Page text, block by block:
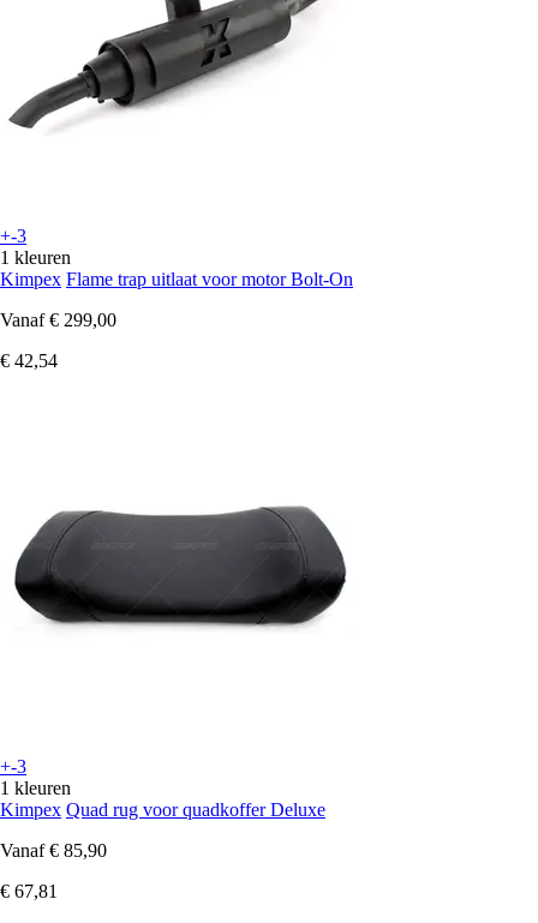
+-3
1 kleuren
Kimpex Flame trap uitlaat voor motor Bolt-On
Vanaf € 299,00
€ 42,54
+-3
1 kleuren
Kimpex Quad rug voor quadkoffer Deluxe
Vanaf € 85,90
€ 67,81